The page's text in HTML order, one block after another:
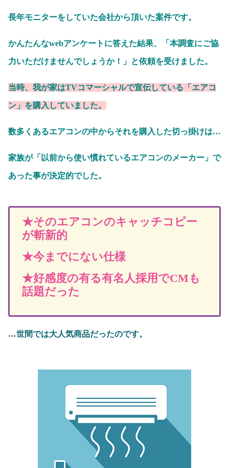
長年モニターをしていた会社から頂いた案件です。
かんたんなwebアンケートに答えた結果、「本調査にご協
力いただけませんでしょうか！」と依頼を受けました。
当時、我が家はTVコマーシャルで宣伝している「エアコ
ン」を購入していました。
数多くあるエアコンの中からそれを購入した切っ掛けは…
家族が「以前から使い慣れているエアコンのメーカー」で
あった事が決定的でした。
★そのエアコンのキャッチコピー
が斬新的
★今までにない仕様
★好感度の有る有名人採用でCMも
話題だった
…世間では大人気商品だったのです。